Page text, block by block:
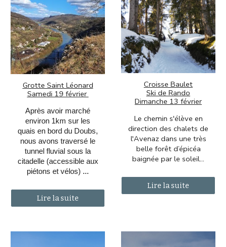
Grotte Saint Léonard
Samedi 19 février
Après avoir marché
environ 1km sur les
quais en bord du Doubs,
nous avons traversé le
tunnel fluvial sous la
citadelle (accessible aux
piétons et vélos) ...
Lire la suite
Croisse Baulet
Ski de Rando
Dimanche 13 février
Le chemin s'élève en
direction des chalets de
l'Avenaz dans une très
belle forêt d’épicéa
baignée par le soleil...
Lire la suite